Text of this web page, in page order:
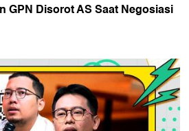
GPN Disorot AS Saat Negosiasi